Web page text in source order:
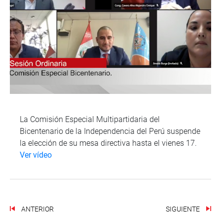
La Comisión Especial Multipartidaria del
Bicentenario de la Independencia del Perú suspende
la elección de su mesa directiva hasta el vienes 17.
Ver vídeo
ANTERIOR SIGUIENTE